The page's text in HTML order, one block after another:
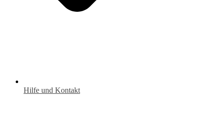
Hilfe und Kontakt